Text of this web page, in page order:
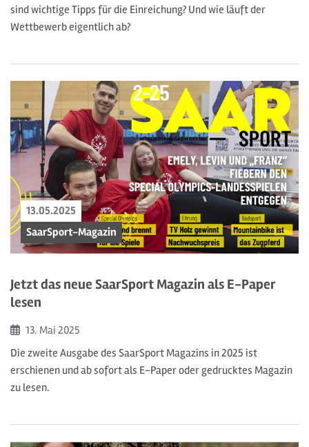
sind wichtige Tipps für die Einreichung? Und wie läuft der
Wettbewerb eigentlich ab?
Jetzt das neue SaarSport Magazin als E-Paper
lesen
Beginn:
13. Mai 2025
Die zweite Ausgabe des SaarSport Magazins in 2025 ist
erschienen und ab sofort als E-Paper oder gedrucktes Magazin
zu lesen.
13.05.2025
SaarSport-Magazin